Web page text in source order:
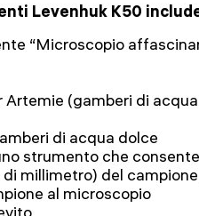
Levenhuk K50
“Microscopio
Artemie (gamberi di
di acqua dolce
strumento che
millimetro) del
al microscopio